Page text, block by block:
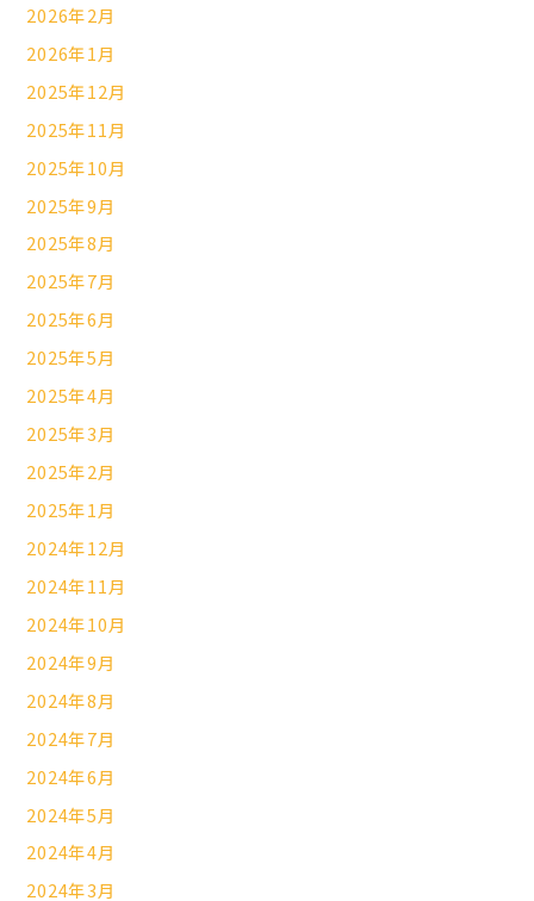
2026年2月
2026年1月
2025年12月
2025年11月
2025年10月
2025年9月
2025年8月
2025年7月
2025年6月
2025年5月
2025年4月
2025年3月
2025年2月
2025年1月
2024年12月
2024年11月
2024年10月
2024年9月
2024年8月
2024年7月
2024年6月
2024年5月
2024年4月
2024年3月